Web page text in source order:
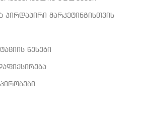
პირდაპირი მარკეტინგისთვის
წესები